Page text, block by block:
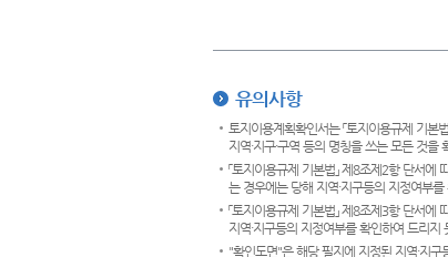
유의사항
토지이용계획확인서는 「토지이용규제 기
지역·지구·구역 등의 명칭을 쓰는 모든 것을
「토지이용규제 기본법」 제8조제2항 단서
는 경우에는 당해 지역·지구등의 지정여부
「토지이용규제 기본법」 제8조제3항 단서
지역·지구등의 지정여부를 확인하여 드리지
"확인도면"은 해당 필지에 지정된 지역·지